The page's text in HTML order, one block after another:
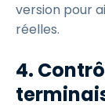
version pour
réelles.
4.